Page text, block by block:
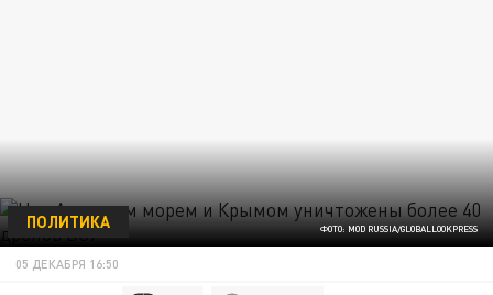
ФОТО: MOD RUSSIA/GLOBALLOOKPRESS
ПОЛИТИКА
05 ДЕКАБРЯ 16:50